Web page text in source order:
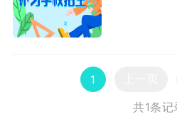
1
共1条记